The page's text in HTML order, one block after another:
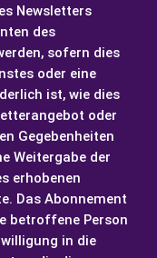
Newsletters
des
sofern dies
oder eine
ist, wie dies
oder
Gegebenheiten
Weitergabe der
erhobenen
Das Abonnement
betroffene Person
in die